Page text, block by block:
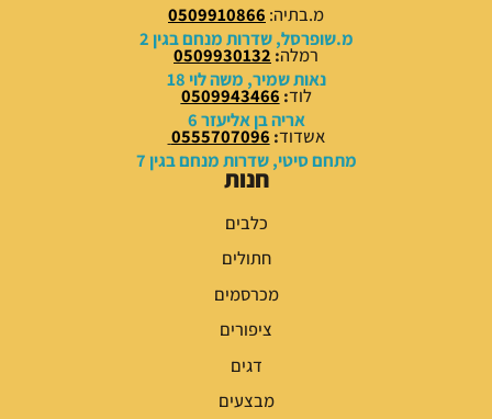
מ.בתיה: 0509910866
מ.שופרסל, שדרות מנחם בגין 2
רמלה:
0509930132
נאות שמיר, משה לוי 18
לוד:
0509943466
אריה בן אליעזר 6
אשדוד:
0555707096
מתחם סיטי, שדרות מנחם בגין 7
חנות
כלבים
חתולים
מכרסמים
ציפורים
דגים
מבצעים